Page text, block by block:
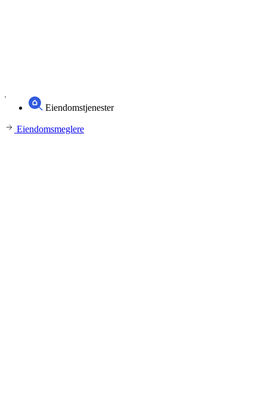
Eiendomstjenester
Eiendomsmeglere